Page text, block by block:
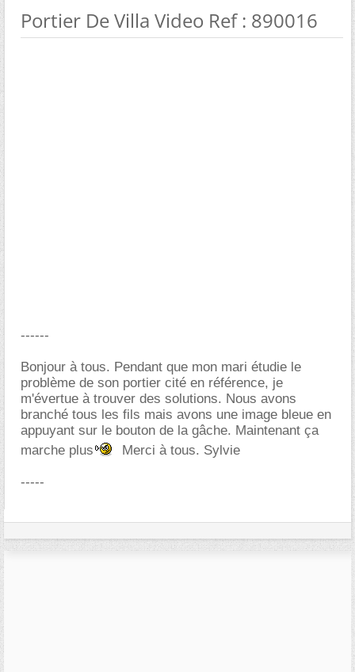
Portier De Villa Video Ref : 890016
------
Bonjour à tous. Pendant que mon mari étudie le
problème de son portier cité en référence, je
m'évertue à trouver des solutions. Nous avons
branché tous les fils mais avons une image bleue en
appuyant sur le bouton de la gâche. Maintenant ça
marche plus
Merci à tous. Sylvie
-----